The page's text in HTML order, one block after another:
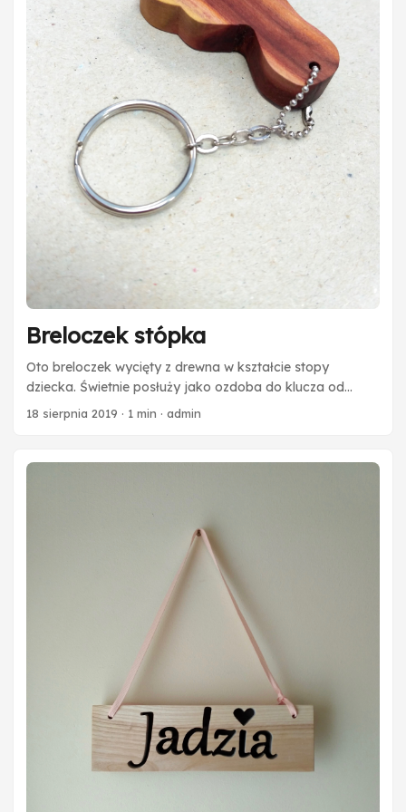
Breloczek stópka
Oto breloczek wycięty z drewna w kształcie stopy
dziecka. Świetnie posłuży jako ozdoba do klucza od
wózkowni.
18 sierpnia 2019 · 1 min · admin